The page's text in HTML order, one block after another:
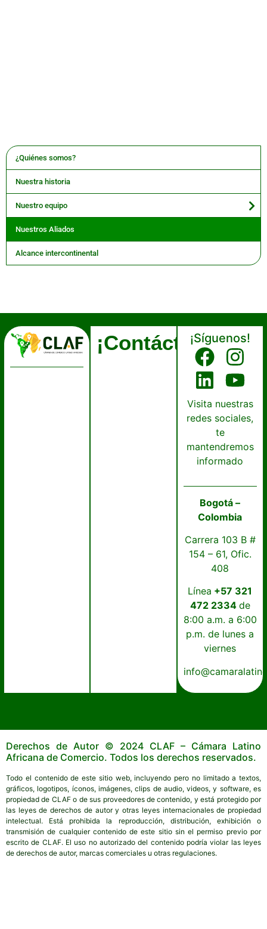
¿Quiénes somos?
Nuestra historia
Nuestro equipo
Nuestros Aliados
Alcance intercontinental
¡Contáctanos!
¡Síguenos!
Visita nuestras
redes sociales,
te
mantendremos
informado
Bogotá –
Colombia
Carrera 103 B #
154 – 61, Ofic.
408
Línea +57 321
472 2334 de
8:00 a.m. a 6:00
p.m. de lunes a
viernes
Derechos de Autor © 2024 CLAF – Cámara Latino
Africana de Comercio. Todos los derechos reservados.
Todo el contenido de este sitio web, incluyendo pero no limitado a textos,
gráficos, logotipos, íconos, imágenes, clips de audio, videos, y software, es
propiedad de CLAF o de sus proveedores de contenido, y está protegido por
las leyes de derechos de autor y otras leyes internacionales de propiedad
intelectual. Está prohibida la reproducción, distribución, exhibición o
transmisión de cualquier contenido de este sitio sin el permiso previo por
escrito de CLAF. El uso no autorizado del contenido podría violar las leyes
de derechos de autor, marcas comerciales u otras regulaciones.